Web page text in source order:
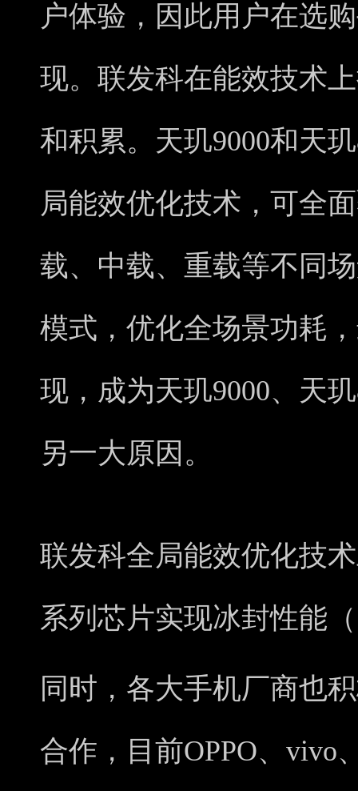
户体验，因此用户在选
现。联发科在能效技术
和积累。天玑9000和天
局能效优化技术，可全
载、中载、重载等不同
模式，优化全场景功耗
现，成为天玑9000、天
另一大原因。
联发科全局能效优化技
系列芯片实现冰封性能
同时，各大手机厂商也
合作，目前OPPO、vivo